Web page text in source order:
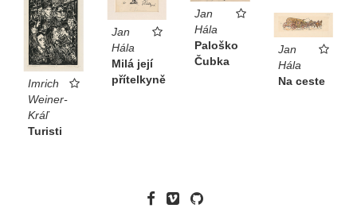
Jan
Hála
Milá její
přítelkyně
Jan
Hála
Paloško
Čubka
Imrich
Weiner-
Kráľ
Turisti
Jan
Hála
Na ceste